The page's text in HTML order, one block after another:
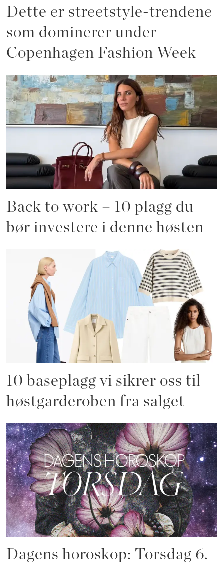
Dette er streetstyle-trendene
som dominerer under
Copenhagen Fashion Week
Back to work – 10 plagg du
bør investere i denne høsten
10 baseplagg vi sikrer oss til
høstgarderoben fra salget
Dagens horoskop: Torsdag 6.